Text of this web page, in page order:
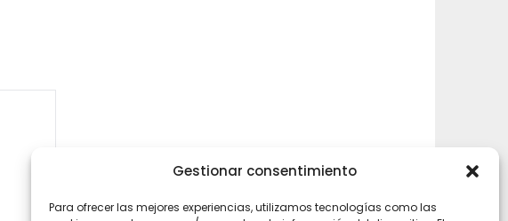
Gestionar consentimiento
Para ofrecer las mejores experiencias, utilizamos tecnologías como las